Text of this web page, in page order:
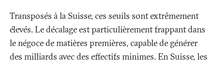
Transposés à la Suisse, ces seuils sont extrêmement
élevés. Le décalage est particulièrement frappant dans
le négoce de matières premières, capable de générer
des milliards avec des effectifs minimes. En Suisse, les